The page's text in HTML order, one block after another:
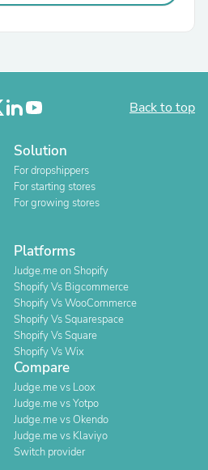
Back to top
Solution
For dropshippers
For starting stores
For growing stores
Platforms
Judge.me on Shopify
Shopify Vs Bigcommerce
Shopify Vs WooCommerce
Shopify Vs Squarespace
Shopify Vs Square
Shopify Vs Wix
Compare
Judge.me vs Loox
Judge.me vs Yotpo
Judge.me vs Okendo
Judge.me vs Klaviyo
Switch provider